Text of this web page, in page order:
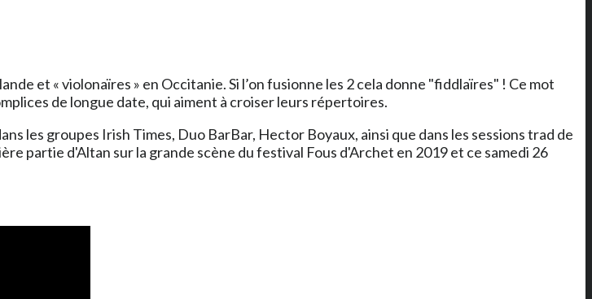
et « violonaïres » en Occitanie. Si l’on fusionne les 2 cela donne "fiddlaïres" ! Ce mot
de longue date, qui aiment à croiser leurs répertoires.
les groupes Irish Times, Duo BarBar, Hector Boyaux, ainsi que dans les sessions trad de
partie d'Altan sur la grande scène du festival Fous d'Archet en 2019 et ce samedi 26